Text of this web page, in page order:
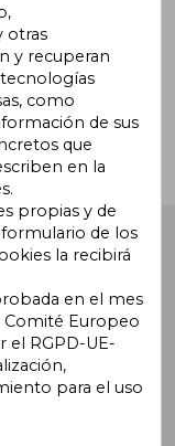
(08940),
Reservados.
otras
y recuperan
como
de sus
que
en la
propias y de
de los
la recibirá
en el mes
Comité Europeo
el RGPD-UE-
para el uso